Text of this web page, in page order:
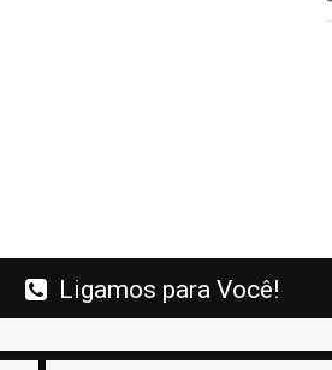
Ligamos para Você!